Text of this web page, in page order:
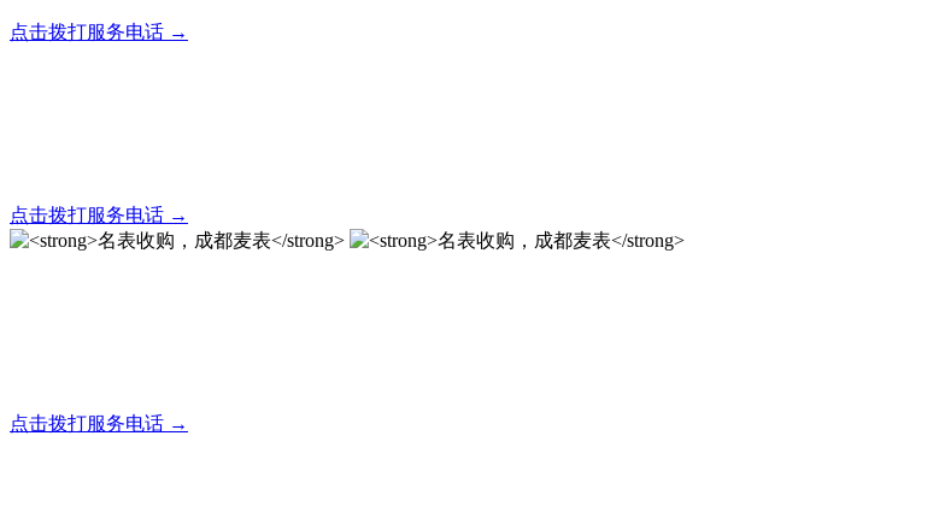
点击拨打服务电话 →
点击拨打服务电话 →
点击拨打服务电话 →